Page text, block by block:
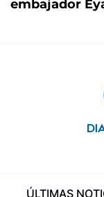
embajador
ÚLTIMAS